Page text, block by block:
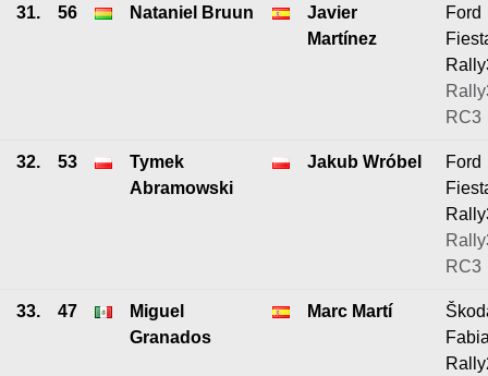
31. 56 Nataniel Bruun
Javier
Martínez
Ford
RC3
32. 53
Tymek
Abramowski
Jakub Wróbel
Ford
RC3
33. 47
Miguel
Granados
Marc Martí